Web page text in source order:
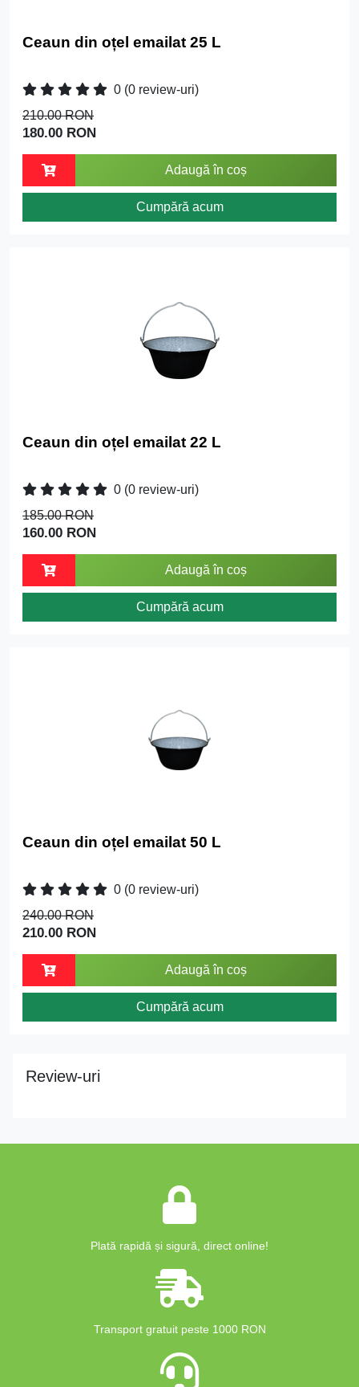
Ceaun din oțel emailat 25 L
0 (0 review-uri)
210.00 RON
180.00 RON
Adaugă în coș
Cumpără acum
Ceaun din oțel emailat 22 L
0 (0 review-uri)
185.00 RON
160.00 RON
Adaugă în coș
Cumpără acum
Ceaun din oțel emailat 50 L
0 (0 review-uri)
240.00 RON
210.00 RON
Adaugă în coș
Cumpără acum
Review-uri
Plată rapidă și sigură, direct online!
Transport gratuit peste 1000 RON